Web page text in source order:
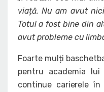
viață. Nu am avut
Totul a fost bine din
avut probleme cu
Foarte mulți
pentru academia
continue carierele